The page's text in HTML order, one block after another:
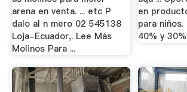
arena en venta. ... etc P
dalo al n mero 02 545138
Loja-Ecuador,. Lee Más
Molinos Para ...
en
para
40% y